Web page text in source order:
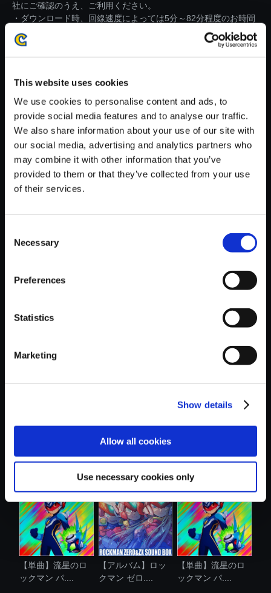
This website uses cookies
We use cookies to personalise content and ads, to
provide social media features and to analyse our traffic.
We also share information about your use of our site with
our social media, advertising and analytics partners who
may combine it with other information that you’ve
provided to them or that they’ve collected from your use
of their services.
Selection
Necessary
Preferences
Statistics
Marketing
Show details
Allow all cookies
Use necessary cookies only
社にご確認のうえ、ご利用ください。
・ダウンロード時、回線速度によっては5分～82分程度のお時間
がかかる場合がございます。
※ご購入いただいたファイルのダウンロードの際には、通信環境
が安定しているWifi環境でお試しください。
【単曲】流星のロックマン パー
フェクトコレクション オリジナ
ルサウンドトラック Road to Vi
おすすめ商品
ックマン パ....
【単曲】流星のロ
ックマン パ....
ックマン パ....
【単曲】流星のロ
ックマン パ....
【アルバム】ロッ
クマン ゼロ....
【単曲】流星のロ
ックマン パ....